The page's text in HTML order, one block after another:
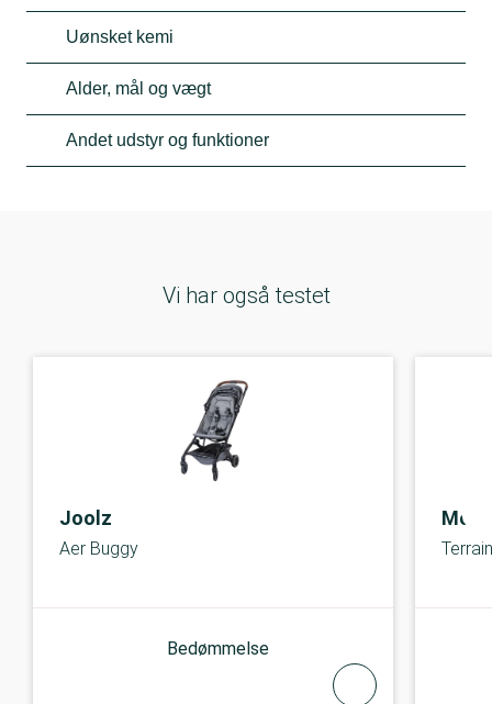
Uønsket kemi
Alder, mål og vægt
Andet udstyr og funktioner
Vi har også testet
Joolz
Aer Buggy
Bedømmelse